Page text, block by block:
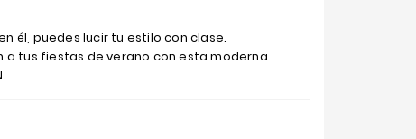
él, puedes lucir tu estilo con clase.
a tus fiestas de verano con esta moderna